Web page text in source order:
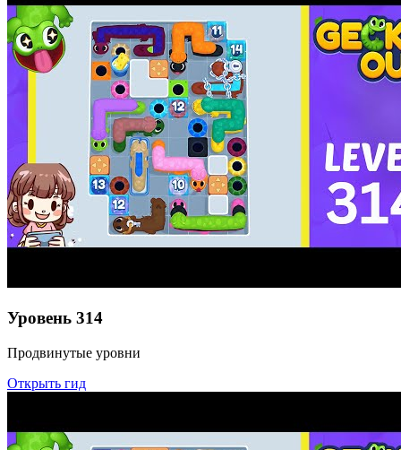
Уровень 314
Продвинутые уровни
Открыть гид